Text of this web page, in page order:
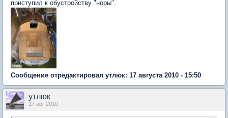
приступил к обустройству "норы".
Сообщение отредактировал утлюк: 17 августа 2010 - 15:50
утлюк
17 авг 2010